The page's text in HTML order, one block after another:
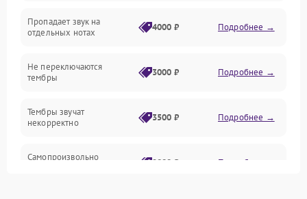
Педали и стойка
Аудио
Оптика
Пропадает звук на
отдельных нотах
4000 ₽ Подробнее →
Не переключаются
тембры
3000 ₽ Подробнее →
Тембры звучат
некорректно
3500 ₽ Подробнее →
Самопроизвольно
2800 ₽ Подробнее →